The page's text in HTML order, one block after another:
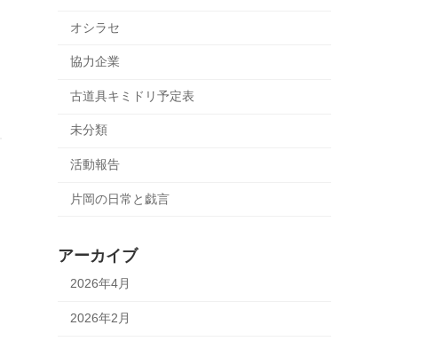
オシラセ
協力企業
古道具キミドリ予定表
未分類
活動報告
片岡の日常と戯言
アーカイブ
2026年4月
2026年2月